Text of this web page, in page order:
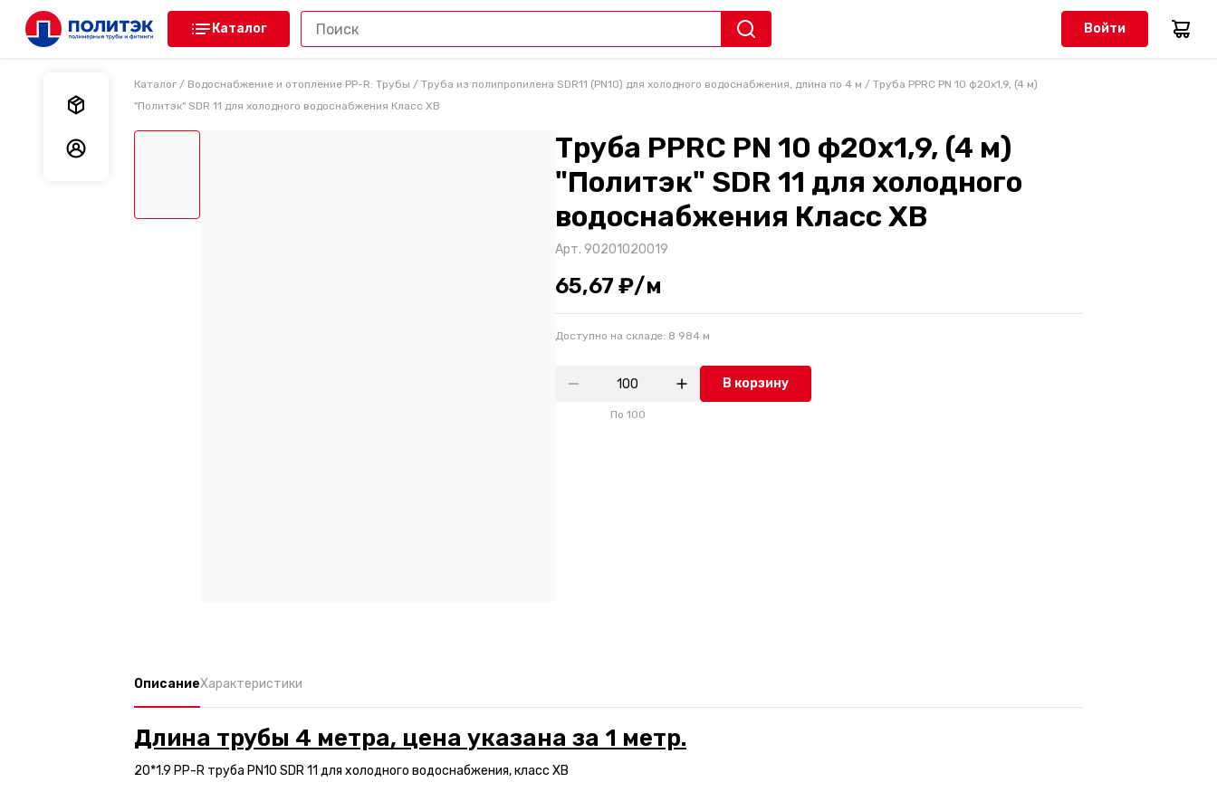
Каталог Войти
Мои заказы
Каталог / Водоснабжение и отопление PP-R: Трубы / Труба из полипропилена SDR11 (PN10) для холодного водоснабжения, длина по 4 м / Труба PPRC PN 10 ф20х1,9, (4 м)
"Политэк" SDR 11 для холодного водоснабжения Класс ХВ
Труба PPRC PN 10 ф20х1,9, (4 м)
"Политэк" SDR 11 для холодного
водоснабжения Класс ХВ
Арт. 90201020019
65,67 ₽/м
Доступно на складе: 8 984 м
По 100
В корзину
ОписаниеХарактеристики
Длина трубы 4 метра, цена указана за 1 метр.
20*1.9 PP-R труба PN10 SDR 11 для холодного водоснабжения, класс ХВ